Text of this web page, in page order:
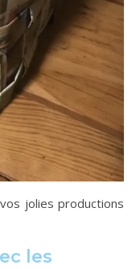
jolies productions
les